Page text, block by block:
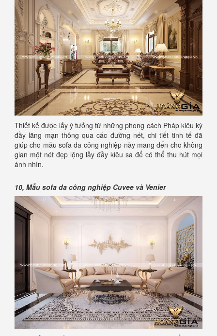
Thiết kế được lấy ý tưởng từ những phong cách Pháp kiêu kỳ
đầy lãng mạn thông qua các đường nét, chi tiết tinh tế đã
giúp cho mẫu sofa da công nghiệp này mang đến cho không
gian một nét đẹp lộng lẫy đầy kiêu sa để có thể thu hút mọi
ánh nhìn.
10, Mẫu sofa da công nghiệp Cuvee và Venier